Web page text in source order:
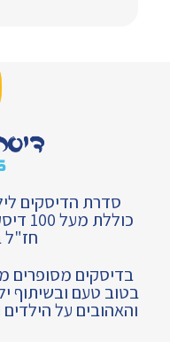
סדרת הדיסקים
חז"ל
בדיסקים מסופרים
בטוב טעם ובשיתוף
והאהובים על הילדים